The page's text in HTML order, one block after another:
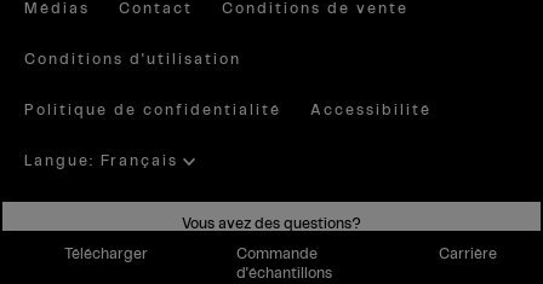
Télécharger
Commande
d'échantillons
Carrière
Vous avez des questions?
Médias Contact Conditions de vente
Conditions d'utilisation
Politique de confidentialité Accessibilité
Langue: Français